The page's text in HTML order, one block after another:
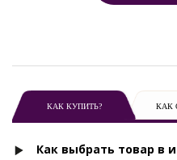
КАК КУПИТЬ? КАК
Как выбрать товар в